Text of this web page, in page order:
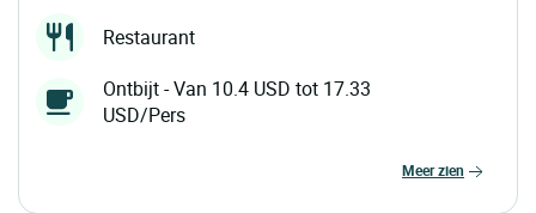
Restaurant
Ontbijt - Van 10.4 USD tot 17.33
USD/Pers
meer zien